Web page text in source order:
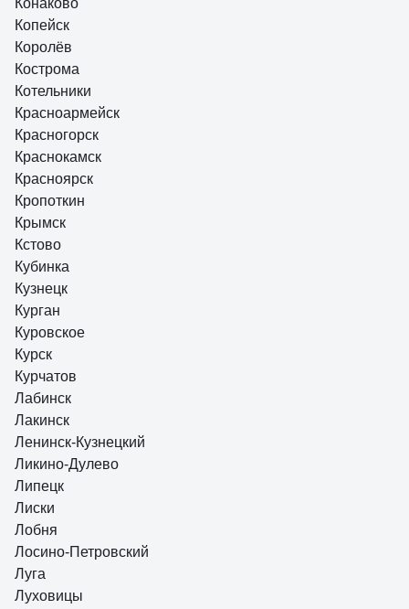
Конаково
Копейск
Королёв
Кострома
Котельники
Красноармейск
Красногорск
Краснокамск
Красноярск
Кропоткин
Крымск
Кстово
Кубинка
Кузнецк
Курган
Куровское
Курск
Курчатов
Лабинск
Лакинск
Ленинск-Кузнецкий
Ликино-Дулево
Липецк
Лиски
Лобня
Лосино-Петровский
Луга
Луховицы